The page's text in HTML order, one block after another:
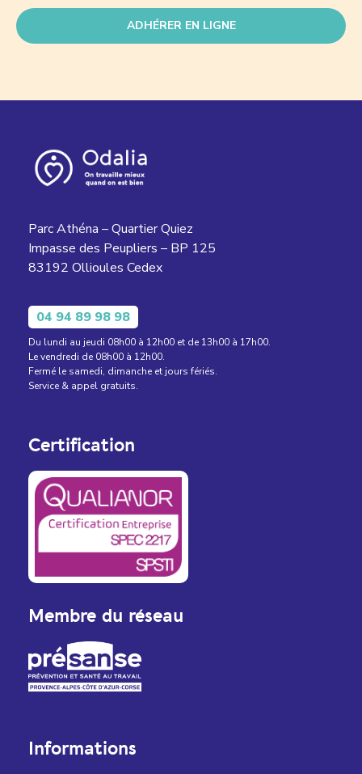
ADHÉRER EN LIGNE
Parc Athéna – Quartier Quiez
Impasse des Peupliers – BP 125
83192 Ollioules Cedex
04 94 89 98 98
Du lundi au jeudi 08h00 à 12h00 et de 13h00 à 17h00.
Le vendredi de 08h00 à 12h00.
Fermé le samedi, dimanche et jours fériés.
Service & appel gratuits.
Certification
Membre du réseau
Informations